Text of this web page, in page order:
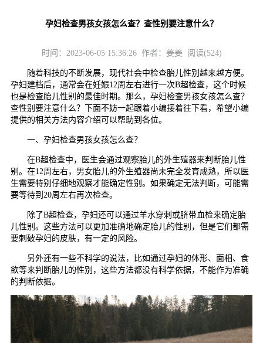
孕妇检查男孩女孩怎么查？查性别要注意什么？
时间：2023-06-05 15:36:26 作者：姜姜 阅读(524)
随着科技的不断发展，现代社会中检查胎儿性别越来越方便。
孕妇建档后，通常会在妊娠12周左右进行一次B超检查，这个时候
也是检查胎儿性别的最佳时期。那么，孕妇检查男孩女孩怎么查？
查性别要注意什么？下面不妨一起跟着小编接着往下看，希望小编
提供的相关方法内容介绍可以帮助到各位。
一、孕妇检查男孩女孩怎么查？
在B超检查中，医生会通过观察胎儿的外生殖器来判断胎儿性
别。在12周左右，男女胎儿的外生殖器尚未完全发育成熟，所以医
生需要特别仔细地观察才能确定性别。如果确定无法判断，可能需
要等待到20周左右再次检查。
除了B超检查，孕妇还可以通过羊水穿刺或脐带血检来确定胎
儿性别。这些方法可以更加准确地确定胎儿的性别，但是它们都需
要刺破孕妇的皮肤，有一定的风险。
另外还有一些不科学的说法，比如通过孕妇的体形、面相、食
欲等来判断胎儿的性别，这些方法都没有科学依据，不能作为准确
的判断依据。